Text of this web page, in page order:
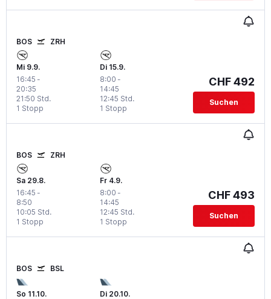
BOS ZRH
Mi 9.9.
16:45 -
20:35
1 Stopp
21:50 Std.
Di 15.9.
8:00 -
14:45
1 Stopp
12:45 Std.
CHF 492
Suchen
BOS ZRH
Sa 29.8.
16:45 -
8:50
1 Stopp
10:05 Std.
Fr 4.9.
8:00 -
14:45
1 Stopp
12:45 Std.
CHF 493
Suchen
BOS BSL
So 11.10.
Di 20.10.